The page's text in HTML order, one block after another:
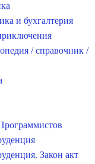
и бухгалтерия
/ справочник /
Закон акт